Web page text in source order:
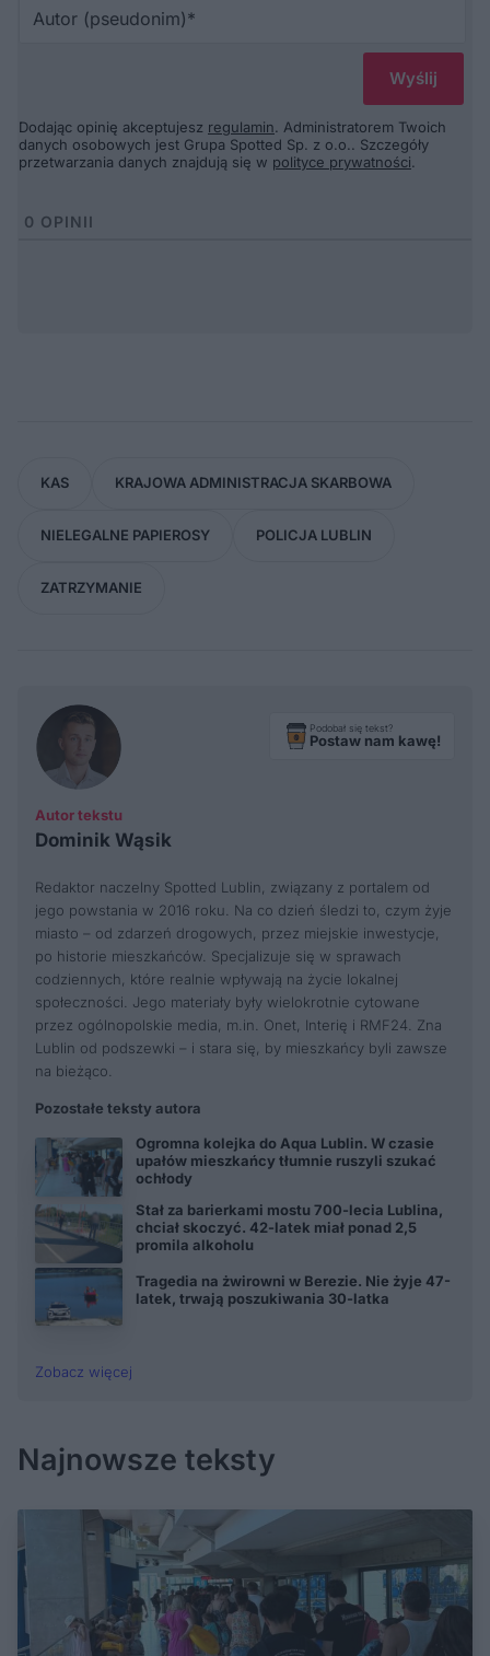
Dodając opinię akceptujesz regulamin. Administratorem Twoich
danych osobowych jest Grupa Spotted Sp. z o.o.. Szczegóły
przetwarzania danych znajdują się w polityce prywatności.
0 OPINII
KAS KRAJOWA ADMINISTRACJA SKARBOWA
NIELEGALNE PAPIEROSY POLICJA LUBLIN
ZATRZYMANIE
Autor tekstu
Dominik Wąsik
Podobał się tekst?
Postaw nam kawę!
Redaktor naczelny Spotted Lublin, związany z portalem od
jego powstania w 2016 roku. Na co dzień śledzi to, czym żyje
miasto – od zdarzeń drogowych, przez miejskie inwestycje,
po historie mieszkańców. Specjalizuje się w sprawach
codziennych, które realnie wpływają na życie lokalnej
społeczności. Jego materiały były wielokrotnie cytowane
przez ogólnopolskie media, m.in. Onet, Interię i RMF24. Zna
Lublin od podszewki – i stara się, by mieszkańcy byli zawsze
na bieżąco.
Pozostałe teksty autora
Ogromna kolejka do Aqua Lublin. W czasie
upałów mieszkańcy tłumnie ruszyli szukać
ochłody
Stał za barierkami mostu 700-lecia Lublina,
chciał skoczyć. 42-latek miał ponad 2,5
promila alkoholu
Tragedia na żwirowni w Berezie. Nie żyje 47-
latek, trwają poszukiwania 30-latka
Zobacz więcej
Najnowsze teksty